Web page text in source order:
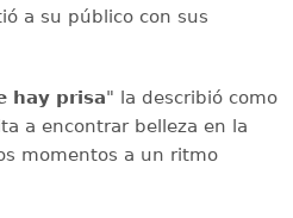
a su público con sus
hay prisa" la describió como
a encontrar belleza en la
momentos a un ritmo